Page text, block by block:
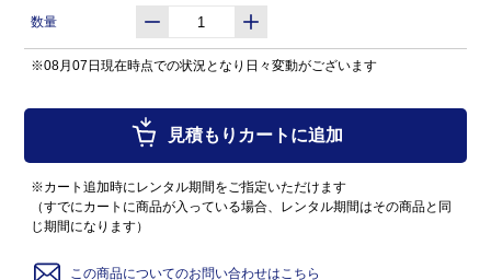
数量
※08月07日現在時点での状況となり日々変動がございます
見積もりカートに追加
※カート追加時にレンタル期間をご指定いただけます
（すでにカートに商品が入っている場合、レンタル期間はその商品と同
じ期間になります）
この商品についてのお問い合わせはこちら